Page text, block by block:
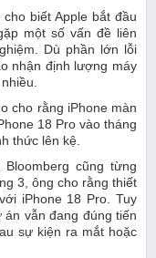
biết Apple bắt đầu
một số vấn đề liên
Dù phần lớn lỗi
nhận định lượng máy
cho rằng iPhone màn
18 Pro vào tháng
thức lên kệ.
cũng từng
3, ông cho rằng thiết
iPhone 18 Pro. Tuy
vẫn đang đúng tiến
sự kiện ra mắt hoặc